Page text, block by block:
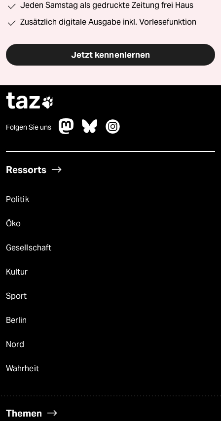
Jeden Samstag als gedruckte Zeitung frei Haus
Zusätzlich digitale Ausgabe inkl. Vorlesefunktion
Jetzt kennenlernen
taz
Folgen Sie uns
Ressorts
Politik
Öko
Gesellschaft
Kultur
Sport
Berlin
Nord
Wahrheit
Themen